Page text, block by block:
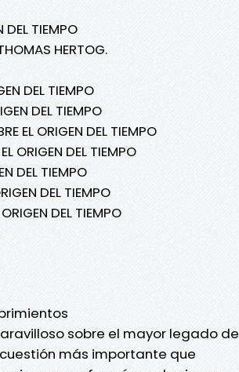
TIEMPO
HERTOG.
DEL TIEMPO
DEL TIEMPO
EL ORIGEN DEL TIEMPO
ORIGEN DEL TIEMPO
DEL TIEMPO
DEL TIEMPO
DEL TIEMPO
sobre el mayor legado de
más importante que